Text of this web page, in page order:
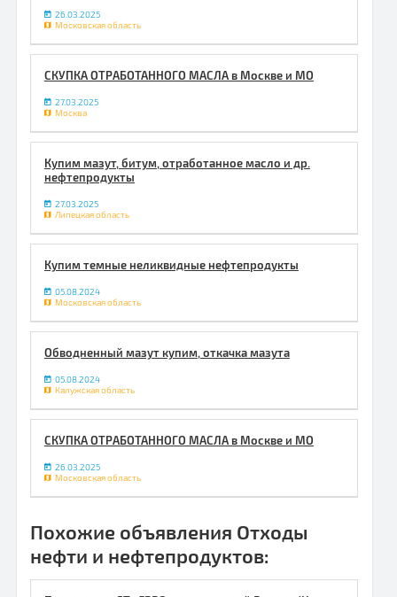
26.03.2025
Московская область
СКУПКА ОТРАБОТАННОГО МАСЛА в Москве и МО
27.03.2025
Москва
Купим мазут, битум, отработанное масло и др.
нефтепродукты
27.03.2025
Липецкая область
Купим темные неликвидные нефтепродукты
05.08.2024
Московская область
Обводненный мазут купим, откачка мазута
05.08.2024
Калужская область
СКУПКА ОТРАБОТАННОГО МАСЛА в Москве и МО
26.03.2025
Московская область
Похожие объявления Отходы
нефти и нефтепродуктов: